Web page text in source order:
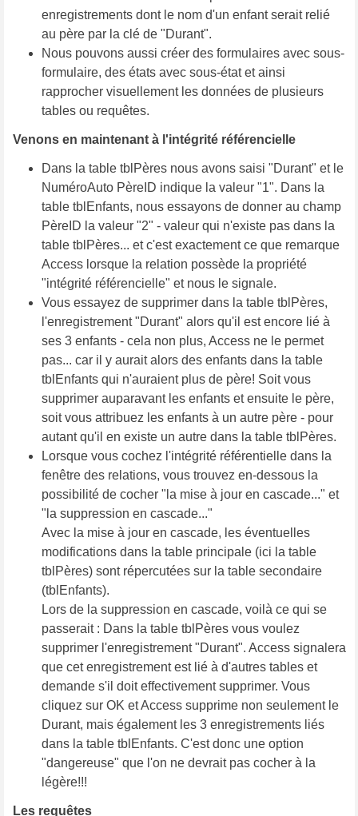
enregistrements dont le nom d'un enfant serait relié
au père par la clé de "Durant".
Nous pouvons aussi créer des formulaires avec sous-
formulaire, des états avec sous-état et ainsi
rapprocher visuellement les données de plusieurs
tables ou requêtes.
Venons en maintenant à l'intégrité référencielle
Dans la table tblPères nous avons saisi "Durant" et le
NuméroAuto PèreID indique la valeur "1". Dans la
table tblEnfants, nous essayons de donner au champ
PèreID la valeur "2" - valeur qui n'existe pas dans la
table tblPères... et c'est exactement ce que remarque
Access lorsque la relation possède la propriété
"intégrité référencielle" et nous le signale.
Vous essayez de supprimer dans la table tblPères,
l'enregistrement "Durant" alors qu'il est encore lié à
ses 3 enfants - cela non plus, Access ne le permet
pas... car il y aurait alors des enfants dans la table
tblEnfants qui n'auraient plus de père! Soit vous
supprimer auparavant les enfants et ensuite le père,
soit vous attribuez les enfants à un autre père - pour
autant qu'il en existe un autre dans la table tblPères.
Lorsque vous cochez l'intégrité référentielle dans la
fenêtre des relations, vous trouvez en-dessous la
possibilité de cocher "la mise à jour en cascade..." et
"la suppression en cascade..."
Avec la mise à jour en cascade, les éventuelles
modifications dans la table principale (ici la table
tblPères) sont répercutées sur la table secondaire
(tblEnfants).
Lors de la suppression en cascade, voilà ce qui se
passerait : Dans la table tblPères vous voulez
supprimer l'enregistrement "Durant". Access signalera
que cet enregistrement est lié à d'autres tables et
demande s'il doit effectivement supprimer. Vous
cliquez sur OK et Access supprime non seulement le
Durant, mais également les 3 enregistrements liés
dans la table tblEnfants. C'est donc une option
"dangereuse" que l'on ne devrait pas cocher à la
légère!!!
Les requêtes